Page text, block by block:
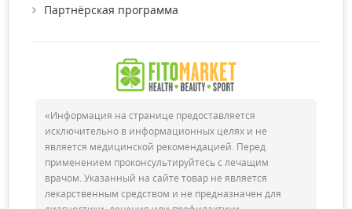
Партнёрская программа
«Информация на странице предоставляется
исключительно в информационных целях и не
является медицинской рекомендацией. Перед
применением проконсультируйтесь с лечащим
врачом. Указанный на сайте товар не является
лекарственным средством и не предназначен для